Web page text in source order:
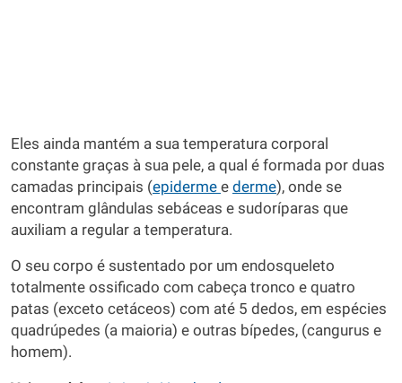
Eles ainda mantém a sua temperatura corporal
constante graças à sua pele, a qual é formada por duas
camadas principais (epiderme e derme), onde se
encontram glândulas sebáceas e sudoríparas que
auxiliam a regular a temperatura.
O seu corpo é sustentado por um endosqueleto
totalmente ossificado com cabeça tronco e quatro
patas (exceto cetáceos) com até 5 dedos, em espécies
quadrúpedes (a maioria) e outras bípedes, (cangurus e
homem).